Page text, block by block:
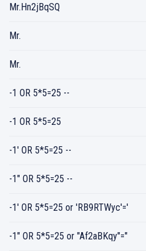
Mr.Hn2jBqSQ
Mr.
Mr.
-1 OR 5*5=25 --
-1 OR 5*5=25
-1' OR 5*5=25 --
-1" OR 5*5=25 --
-1' OR 5*5=25 or 'RB9RTWyc'='
-1" OR 5*5=25 or "Af2aBKqy"="